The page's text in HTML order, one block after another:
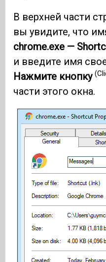
В верхней части
вы увидите, что
chrome.exe —
и введите имя
Нажмите кнопку
части этого окна.